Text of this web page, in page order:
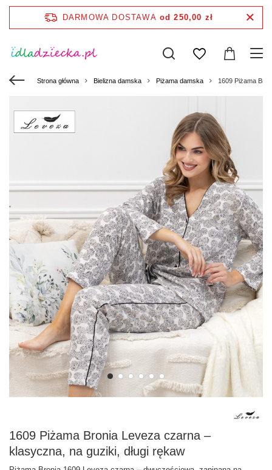
DARMOWA DOSTAWA od 250,00 zł
Strona główna Bielizna damska Piżama damska 1609 Piżama
1609 Piżama Bronia Leveza czarna –
klasyczna, na guziki, długi rękaw